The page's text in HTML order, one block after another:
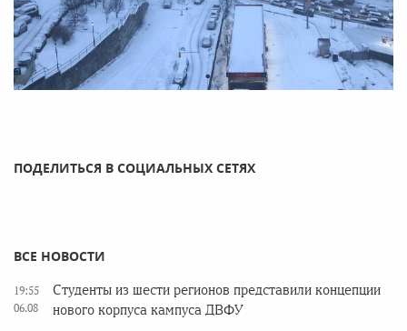
ПОДЕЛИТЬСЯ В СОЦИАЛЬНЫХ СЕТЯХ
ВСЕ НОВОСТИ
19:55
06.08
Студенты из шести регионов представили концепции
нового корпуса кампуса ДВФУ